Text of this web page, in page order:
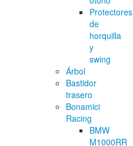
Protectores
de
horquilla
y
swing
Árbol
Bastidor
trasero
Bonamici
Racing
BMW
M1000RR